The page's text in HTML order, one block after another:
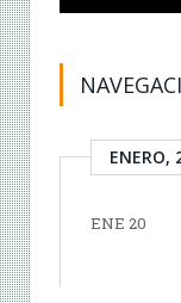
ENERO,
ENE 20